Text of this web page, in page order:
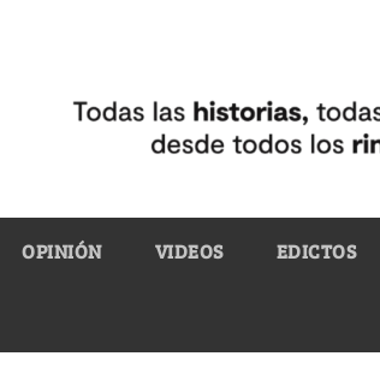
OPINIÓN VIDEOS EDICTOS